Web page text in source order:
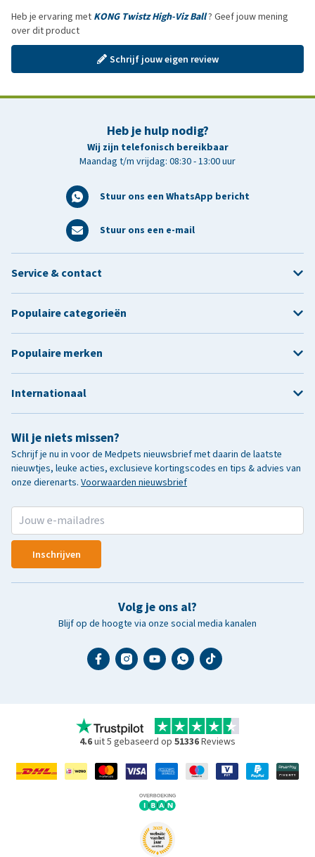
Heb je ervaring met KONG Twistz High-Viz Ball? Geef jouw mening
over dit product
Schrijf jouw eigen review
Heb je hulp nodig?
Wij zijn telefonisch bereikbaar
Maandag t/m vrijdag: 08:30 - 13:00 uur
Stuur ons een WhatsApp bericht
Stuur ons een e-mail
Wil je niets missen?
Schrijf je nu in voor de Medpets nieuwsbrief met daarin de laatste
nieuwtjes, leuke acties, exclusieve kortingscodes en tips & advies van
onze dierenarts. Voorwaarden nieuwsbrief
Inschrijven
Volg je ons al?
Blijf op de hoogte via onze social media kanalen
Service & contact
Populaire categorieën
Populaire merken
Internationaal
4.6uit 5 gebaseerd op 51336Reviews